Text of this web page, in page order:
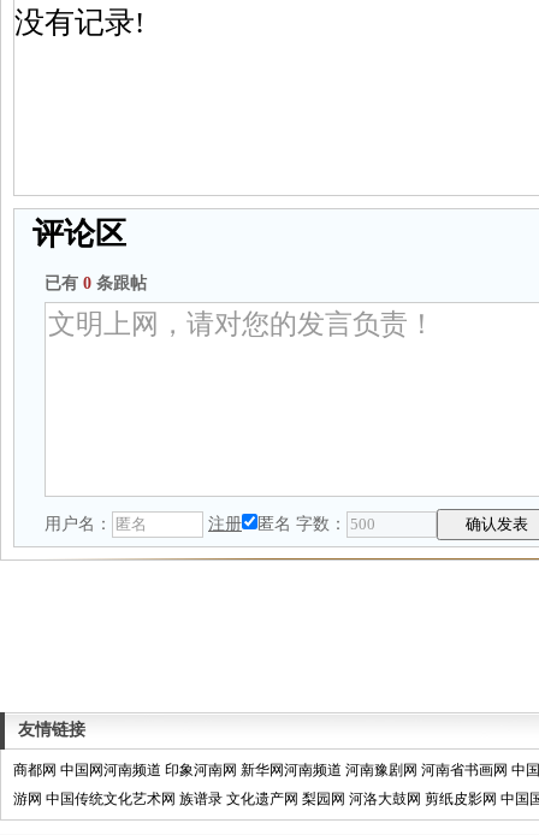
没有记录!
评论区
已有 0 条跟帖
用户名： 注册 匿名 字数：
友情链接
商都网 中国网河南频道 印象河南网 新华网河南频道 河南豫剧网 河南省书画网 中
游网 中国传统文化艺术网 族谱录 文化遗产网 梨园网 河洛大鼓网 剪纸皮影网 中国